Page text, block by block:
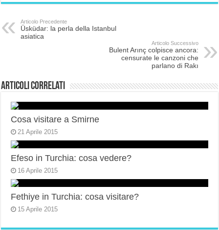
Articolo Precedente
Üsküdar: la perla della Istanbul
asiatica
Articolo Successivo
Bulent Arınç colpisce ancora:
censurate le canzoni che
parlano di Rakı
Articoli correlati
Cosa visitare a Smirne
21 Aprile 2015
Efeso in Turchia: cosa vedere?
16 Aprile 2015
Fethiye in Turchia: cosa visitare?
15 Aprile 2015